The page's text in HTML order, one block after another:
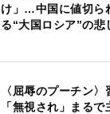
け」…中国に値切ら
る“大国ロシア”の悲
〈屈辱のプーチン〉
「無視され」まる